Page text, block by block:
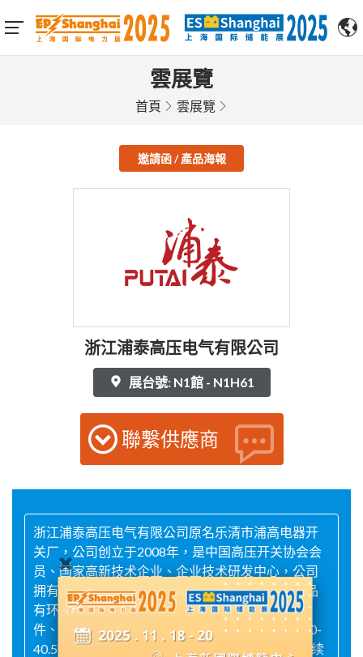
雲展覽
首頁 雲展覽
邀請函 / 產品海報
浙江浦泰高压电气有限公司
展台號: N1館 - N1H61
聯繫供應商
浙江浦泰高压电气有限公司原名乐清市浦高电器开
关厂，公司创立于2008年，是中国高压开关协会会
员、国家高新技术企业、企业技术研发中心，公司
拥有完整、科学的质量管理体系。主要生产的产品
有环保柜充气柜绝缘件、环保柜半固封开关塑料
件、固体柜机芯、10-40.5KV断路器固封极柱、10-
40.5KV FLN36开关等。在以后的发展中我司将继续